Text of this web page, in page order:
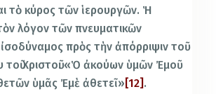
τὸ κύρος τῶν ἱερουργῶν. Ἡ
λόγον τῶν πνευματικῶν
πρὸς τὴν ἀπόρριψιν τοῦ
τοῦ Χριστοῦ: «Ὁ ἀκούων ὑμῶν Ἐμοῦ
ὑμᾶς Ἐμὲ ἀθετεῖ» [12] .